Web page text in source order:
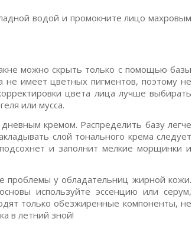
водой и промокните лицо махровым
можно скрыть только с помощью базы
имеет цветных пигментов, поэтому не
цвета лица лучше выбирать
или мусса.
кремом. Распределить базу легче
слой тонального крема следует
и заполнит мелкие морщинки и
проблемы у обладательниц жирной кожи.
используйте эссенцию или серум,
только обезжиренные компоненты, не
в летний зной!